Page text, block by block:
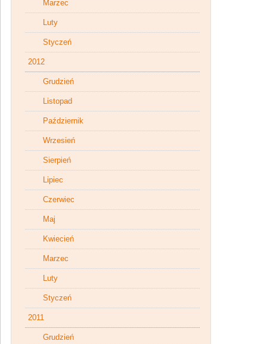
Marzec
Luty
Styczeń
2012
Grudzień
Listopad
Październik
Wrzesień
Sierpień
Lipiec
Czerwiec
Maj
Kwiecień
Marzec
Luty
Styczeń
2011
Grudzień